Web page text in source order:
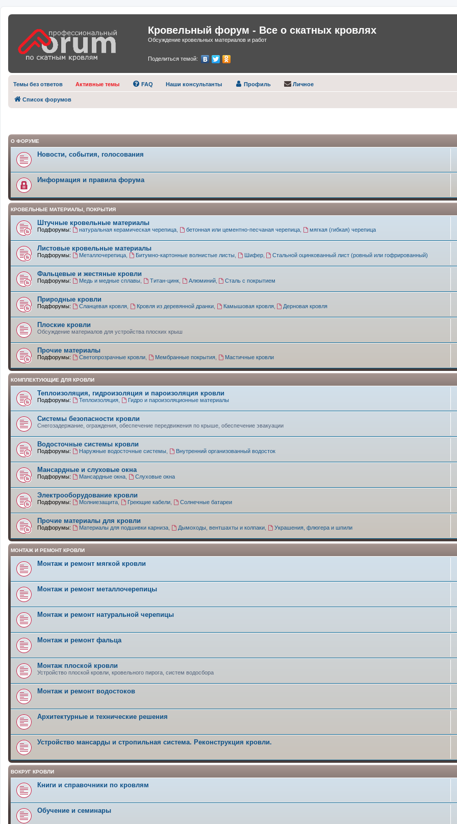
Кровельный форум - Все о скатных кровлях
Обсуждение кровельных материалов и работ
Поделиться темой:
Темы без ответов Активные темы FAQ Наши консультанты Профиль Личное
Список форумов
О ФОРУМЕ
Новости, события, голосования
Информация и правила форума
КРОВЕЛЬНЫЕ МАТЕРИАЛЫ, ПОКРЫТИЯ
Штучные кровельные материалы
Подфорумы: натуральная керамическая черепица, бетонная или цементно-песчаная черепица, мягкая (гибкая) черепица
Листовые кровельные материалы
Подфорумы: Металлочерепица, Битумно-картонные волнистые листы, Шифер, Стальной оцинкованный лист (ровный или гофрированный)
Фальцевые и жестяные кровли
Подфорумы: Медь и медные сплавы, Титан-цинк, Алюминий, Сталь с покрытием
Природные кровли
Подфорумы: Сланцевая кровля, Кровля из деревянной дранки, Камышовая кровля, Дерновая кровля
Плоские кровли
Обсуждение материалов для устройства плоских крыш
Прочие материалы
Подфорумы: Светопрозрачные кровли, Мембранные покрытия, Мастичные кровли
КОМПЛЕКТУЮЩИЕ ДЛЯ КРОВЛИ
Теплоизоляция, гидроизоляция и пароизоляция кровли
Подфорумы: Теплоизоляция, Гидро и пароизоляционные материалы
Системы безопасности кровли
Снегозадержание, ограждения, обеспечение передвижения по крыше, обеспечение эвакуации
Водосточные системы кровли
Подфорумы: Наружные водосточные системы, Внутренний организованный водосток
Мансардные и слуховые окна
Подфорумы: Мансардные окна, Слуховые окна
Электрооборудование кровли
Подфорумы: Молниезащита, Греющие кабели, Солнечные батареи
Прочие материалы для кровли
Подфорумы: Материалы для подшивки карниза, Дымоходы, вентшахты и колпаки, Украшения, флюгера и шпили
МОНТАЖ И РЕМОНТ КРОВЛИ
Монтаж и ремонт мягкой кровли
Монтаж и ремонт металлочерепицы
Монтаж и ремонт натуральной черепицы
Монтаж и ремонт фальца
Монтаж плоской кровли
Устройство плоской кровли, кровельного пирога, систем водосбора
Монтаж и ремонт водостоков
Архитектурные и технические решения
Устройство мансарды и стропильная система. Реконструкция кровли.
ВОКРУГ КРОВЛИ
Книги и справочники по кровлям
Обучение и семинары